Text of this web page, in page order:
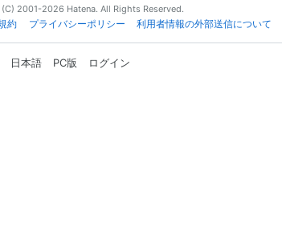
2001-2026 Hatena. All Rights Reserved.
約 プライバシーポリシー 利用者情報の外部送信について
日本語 PC版 ログイン